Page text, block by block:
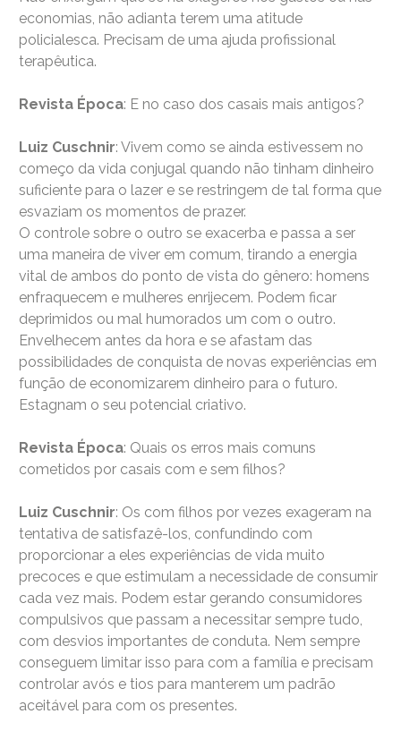
economias, não adianta terem uma atitude
policialesca. Precisam de uma ajuda profissional
terapêutica.
Revista Época: E no caso dos casais mais antigos?
Luiz Cuschnir: Vivem como se ainda estivessem no
começo da vida conjugal quando não tinham dinheiro
suficiente para o lazer e se restringem de tal forma que
esvaziam os momentos de prazer.
O controle sobre o outro se exacerba e passa a ser
uma maneira de viver em comum, tirando a energia
vital de ambos do ponto de vista do gênero: homens
enfraquecem e mulheres enrijecem. Podem ficar
deprimidos ou mal humorados um com o outro.
Envelhecem antes da hora e se afastam das
possibilidades de conquista de novas experiências em
função de economizarem dinheiro para o futuro.
Estagnam o seu potencial criativo.
Revista Época: Quais os erros mais comuns
cometidos por casais com e sem filhos?
Luiz Cuschnir: Os com filhos por vezes exageram na
tentativa de satisfazê-los, confundindo com
proporcionar a eles experiências de vida muito
precoces e que estimulam a necessidade de consumir
cada vez mais. Podem estar gerando consumidores
compulsivos que passam a necessitar sempre tudo,
com desvios importantes de conduta. Nem sempre
conseguem limitar isso para com a família e precisam
controlar avós e tios para manterem um padrão
aceitável para com os presentes.